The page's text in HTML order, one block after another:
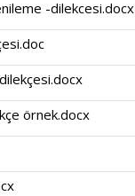
-dilekcesi.docx
örnek.docx